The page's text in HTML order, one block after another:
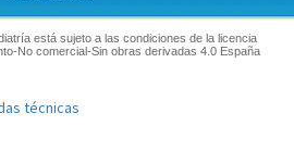
está sujeto a las condiciones de la licencia
No comercial-Sin obras derivadas 4.0 España
técnicas